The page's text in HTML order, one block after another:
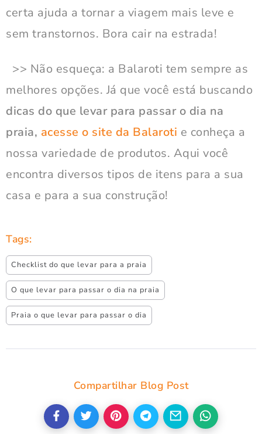
certa ajuda a tornar a viagem mais leve e
sem transtornos. Bora cair na estrada!
>> Não esqueça: a Balaroti tem sempre as
melhores opções. Já que você está buscando
dicas do que levar para passar o dia na
praia, acesse o site da Balaroti e conheça a
nossa variedade de produtos. Aqui você
encontra diversos tipos de itens para a sua
casa e para a sua construção!
Tags:
Checklist do que levar para a praia
O que levar para passar o dia na praia
Praia o que levar para passar o dia
Compartilhar Blog Post